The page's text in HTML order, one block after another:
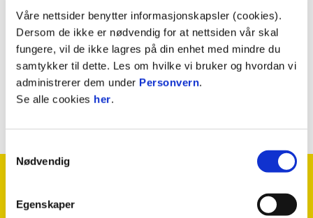
Våre nettsider benytter informasjonskapsler (cookies).
Dersom de ikke er nødvendig for at nettsiden vår skal
fungere, vil de ikke lagres på din enhet med mindre du
samtykker til dette. Les om hvilke vi bruker og hvordan vi
administrerer dem under Personvern.
Se alle cookies her.
Nødvendig
Egenskaper
Partnernivå: Partner